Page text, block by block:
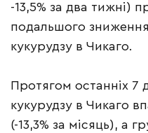
-13,5% за два тижні)
подальшого
кукурудзу в Чикаго.
Протягом останніх 7
кукурудзу в Чикаго
(-13,3% за місяць), а